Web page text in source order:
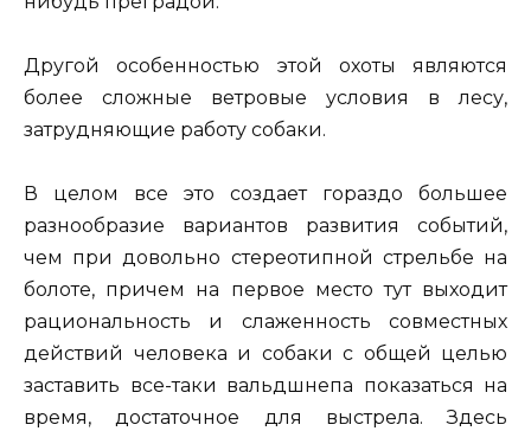
Другой особенностью этой охоты являются
более сложные ветровые условия в лесу,
затрудняющие работу собаки.
В целом все это создает гораздо большее
разнообразие вариантов развития событий,
чем при довольно стереотипной стрельбе на
болоте, причем на первое место тут выходит
рациональность и слаженность совместных
действий человека и собаки с общей целью
заставить все-таки вальдшнепа показаться на
время, достаточное для выстрела. Здесь